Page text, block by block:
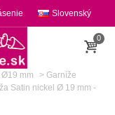
Slovenský
0
mm > Garníže
Satin nickel Ø 19 mm -